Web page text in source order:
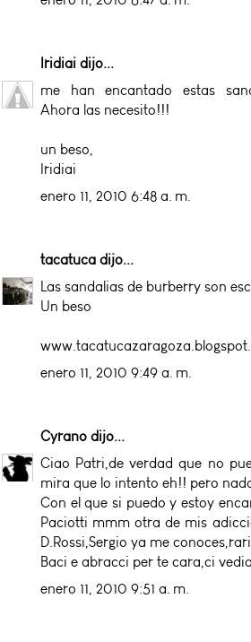
Iridiai dijo...
me han encantado estas
Ahora las necesito!!!
un beso,
Iridiai
enero 11, 2010 6:48 a. m.
tacatuca dijo...
Las sandalias de burberry son
Un beso
enero 11, 2010 9:49 a. m.
Cyrano dijo...
Ciao Patri,de verdad que no
mira que lo intento eh!! pero
Con el que si puedo y estoy
Paciotti mmm otra de mis
D.Rossi,Sergio ya me
Baci e abracci per te cara,ci
enero 11, 2010 9:51 a. m.